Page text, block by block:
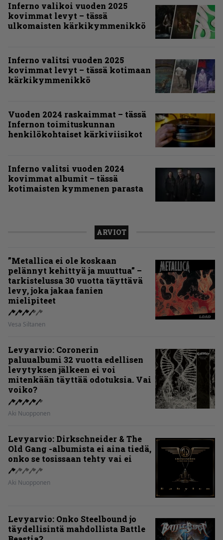
Inferno valikoi vuoden 2025
kovimmat levyt – tässä
ulkomaisten kärkikymmenikkö
Inferno valitsi vuoden 2025
kovimmat levyt – tässä kotimaan
kärkikymmenikkö
Vuoden 2024 raskaimmat – tässä
Infernon toimituskunnan
henkilökohtaiset kärkiviisikot
Inferno valitsi vuoden 2024
kovimmat albumit – tässä
kotimaisten kymmenen parasta
ARVIOT
”Metallica ei ole koskaan
pelännyt kehittyä ja muuttua” –
tarkistelussa 30 vuotta täyttävä
levy, joka jakaa fanien
mielipiteet
Vesa Siltanen
Levyarvio: Coronerin
paluualbumi 32 vuotta edellisen
levytyksen jälkeen ei voi
mitenkään täyttää odotuksia. Vai
voiko?
Aki Nuopponen
Levyarvio: Dirkschneider & The
Old Gang -albumista ei aina tiedä,
onko se tosissaan tehty vai ei
Aki Nuopponen
Levyarvio: Onko Steelbound jo
täydellisintä mahdollista Battle